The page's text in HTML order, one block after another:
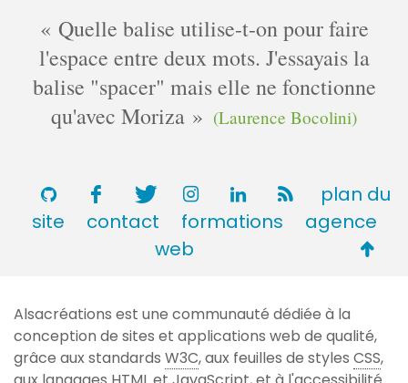
n
t
a
r
Quelle balise utilise-t-on pour faire
l'espace entre deux mots. J'essayais la
balise "spacer" mais elle ne fonctionne
qu'avec Moriza
(Laurence Bocolini)
plan du
site
contact formations
agence
web
de
page
Alsacréations est une communauté dédiée à la
conception de sites et applications web de qualité,
grâce aux standards W3C, aux feuilles de styles CSS,